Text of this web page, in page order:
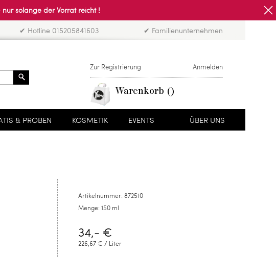
nur solange der Vorrat reicht !
✔ Hotline 015205841603 ✔ Familienunternehmen
Zur Registrierung Anmelden
Warenkorb
& PROBEN KOSMETIK EVENTS ÜBER UNS
Artikelnummer: 872510
Menge: 150 ml
34,- €
226,67 € / Liter